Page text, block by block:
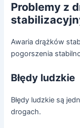
Problemy z
Awaria drążków
pogorszenia
Błędy ludzkie
Błędy ludzkie są
drogach.